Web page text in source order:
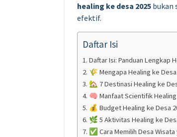
healing ke desa 2025 bukan
efektif.
Daftar Isi
Daftar Isi: Panduan Lengkap
🌾 Mengapa Healing ke
🏡 7 Destinasi Healing ke
🧠 Manfaat Scientifik
💰 Budget Healing ke Desa
🌿 5 Aktivitas Healing ke
✅ Cara Memilih Desa